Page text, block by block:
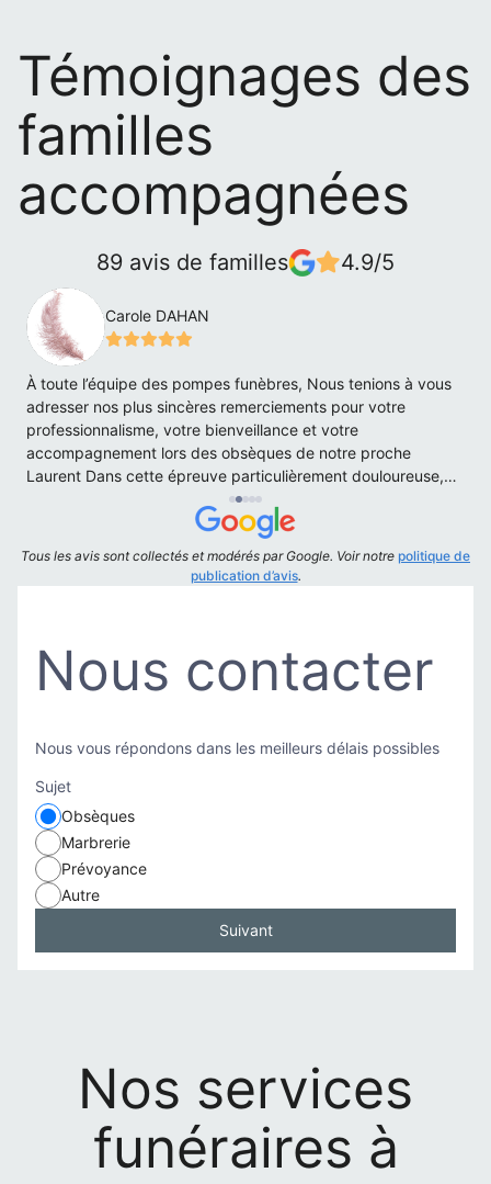
Témoignages des
familles
accompagnées
89 avis de familles 4.9/5
Carole DAHAN
À toute l’équipe des pompes funèbres, Nous tenions à vous
adresser nos plus sincères remerciements pour votre
professionnalisme, votre bienveillance et votre
accompagnement lors des obsèques de notre proche
Laurent Dans cette épreuve particulièrement douloureuse,
vous avez su nous soutenir avec beaucoup d’humanité, de
discrétion et de respect. Votre disponibilité, votre écoute et
l’attention portée à chaque détail nous ont permis de
traverser cette journée avec davantage de sérénité. Tout a
faire, nous avons pu nous concentrer sur l’essentiel et rendre
à Laurent l’hommage qu’il méritait. Votre soutien nous a
remerciements les plus chaleureux. Bien sincèrement, La
Tous les avis sont collectés et modérés par Google. Voir notre politique de
publication d’avis.
Nous contacter
Nous vous répondons dans les meilleurs délais possibles
Sujet
Obsèques
Marbrerie
Prévoyance
Autre
Suivant
Nos services
funéraires à